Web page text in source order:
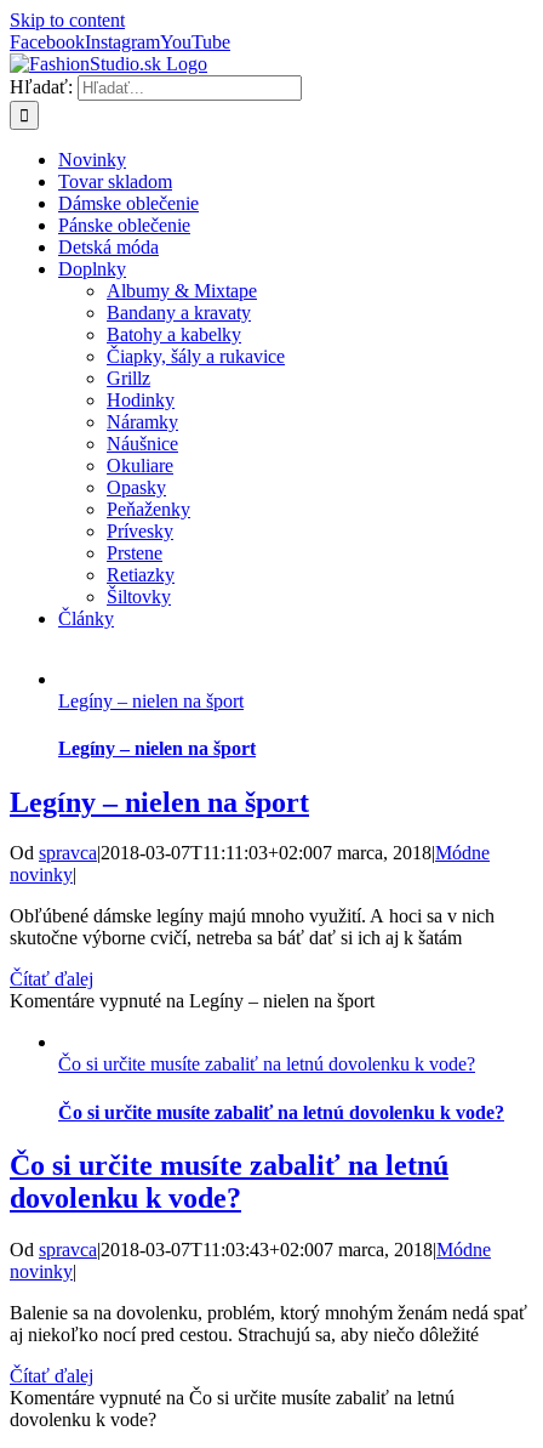
Skip to content
FacebookInstagramYouTube
Hľadať:
Novinky
Tovar skladom
Dámske oblečenie
Pánske oblečenie
Detská móda
Doplnky
Albumy & Mixtape
Bandany a kravaty
Batohy a kabelky
Čiapky, šály a rukavice
Grillz
Hodinky
Náramky
Náušnice
Okuliare
Opasky
Peňaženky
Prívesky
Prstene
Retiazky
Šiltovky
Články
Legíny – nielen na šport
Legíny – nielen na šport
Legíny – nielen na šport
Od spravca|2018-03-07T11:11:03+02:007 marca, 2018|Módne
novinky|
Obľúbené dámske legíny majú mnoho využití. A hoci sa v nich
skutočne výborne cvičí, netreba sa báť dať si ich aj k šatám
Čítať ďalej
Komentáre vypnuté na Legíny – nielen na šport
Čo si určite musíte zabaliť na letnú dovolenku k vode?
Čo si určite musíte zabaliť na letnú dovolenku k vode?
Čo si určite musíte zabaliť na letnú
dovolenku k vode?
Od spravca|2018-03-07T11:03:43+02:007 marca, 2018|Módne
novinky|
Balenie sa na dovolenku, problém, ktorý mnohým ženám nedá spať
aj niekoľko nocí pred cestou. Strachujú sa, aby niečo dôležité
Čítať ďalej
Komentáre vypnuté na Čo si určite musíte zabaliť na letnú
dovolenku k vode?